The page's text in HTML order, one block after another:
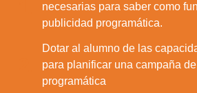
necesarias para saber como
publicidad programática.
Dotar al alumno de las
para planificar una campaña
programática